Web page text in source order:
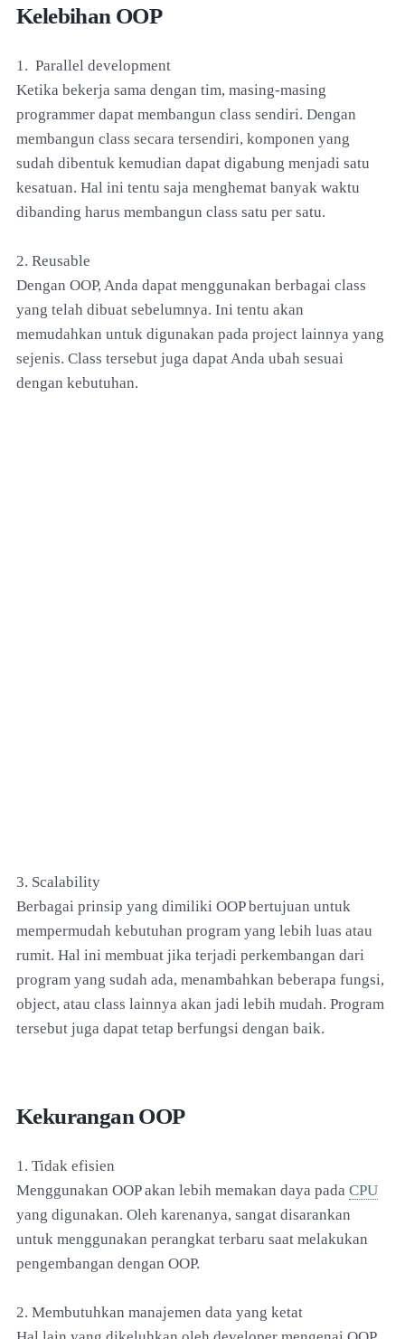
Kelebihan OOP
1. Parallel development
Ketika bekerja sama dengan tim, masing-masing
programmer dapat membangun class sendiri. Dengan
membangun class secara tersendiri, komponen yang
sudah dibentuk kemudian dapat digabung menjadi satu
kesatuan. Hal ini tentu saja menghemat banyak waktu
dibanding harus membangun class satu per satu.
2. Reusable
Dengan OOP, Anda dapat menggunakan berbagai class
yang telah dibuat sebelumnya. Ini tentu akan
memudahkan untuk digunakan pada project lainnya yang
sejenis. Class tersebut juga dapat Anda ubah sesuai
dengan kebutuhan.
3. Scalability
Berbagai prinsip yang dimiliki OOP bertujuan untuk
mempermudah kebutuhan program yang lebih luas atau
rumit. Hal ini membuat jika terjadi perkembangan dari
program yang sudah ada, menambahkan beberapa fungsi,
object, atau class lainnya akan jadi lebih mudah. Program
tersebut juga dapat tetap berfungsi dengan baik.
Kekurangan OOP
1. Tidak efisien
Menggunakan OOP akan lebih memakan daya pada CPU
yang digunakan. Oleh karenanya, sangat disarankan
untuk menggunakan perangkat terbaru saat melakukan
pengembangan dengan OOP.
2. Membutuhkan manajemen data yang ketat